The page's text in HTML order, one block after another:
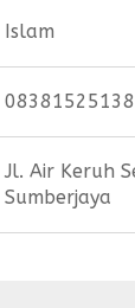
Islam
Jl. Air Keruh
Sumberjaya